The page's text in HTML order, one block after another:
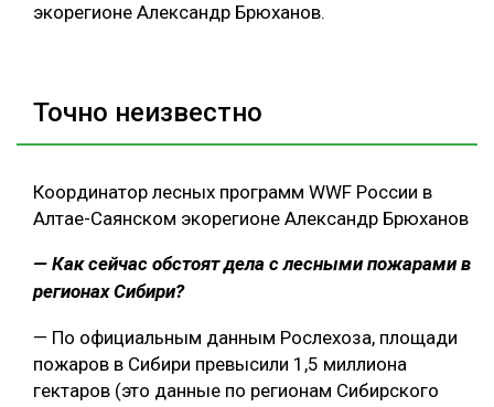
экорегионе Александр Брюханов.
Точно неизвестно
Координатор лесных программ WWF России в
Алтае-Саянском экорегионе Александр Брюханов
— Как сейчас обстоят дела с лесными пожарами в
регионах Сибири?
— По официальным данным Рослехоза, площади
пожаров в Сибири превысили 1,5 миллиона
гектаров (это данные по регионам Сибирского